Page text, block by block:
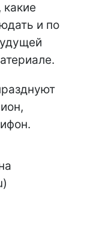
какие
и по